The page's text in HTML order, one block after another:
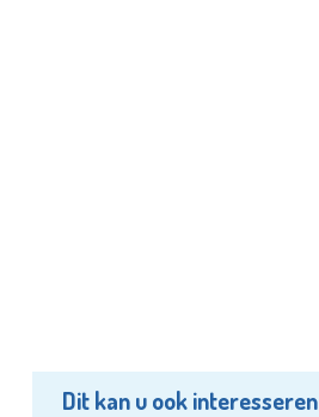
Dit kan u ook interesseren